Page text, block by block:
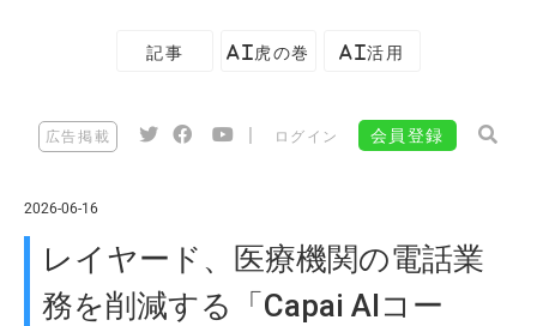
記事 AI虎の巻 AI活用
広告掲載 ログイン 会員登録
2026-06-16
レイヤード、医療機関の電話業
務を削減する「Capai AIコー